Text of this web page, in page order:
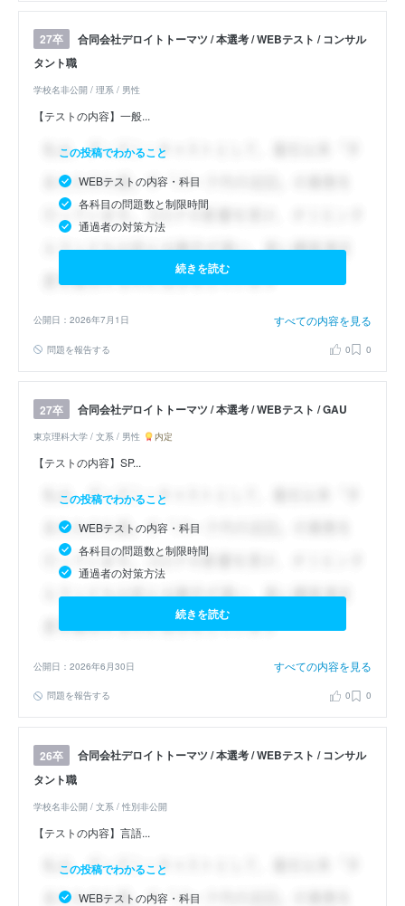
27卒
合同会社デロイトトーマツ / 本選考 / WEBテスト / コンサル
タント職
学校名非公開 / 理系 / 男性
【テストの内容】一般...
この投稿でわかること
WEBテストの内容・科目
各科目の問題数と制限時間
通過者の対策方法
続きを読む
公開日：2026年7月1日 すべての内容を見る
問題を報告する 0 0
27卒 合同会社デロイトトーマツ / 本選考 / WEBテスト / GAU
東京理科大学 / 文系 / 男性 内定
【テストの内容】SP...
この投稿でわかること
WEBテストの内容・科目
各科目の問題数と制限時間
通過者の対策方法
続きを読む
公開日：2026年6月30日 すべての内容を見る
問題を報告する 0 0
26卒
合同会社デロイトトーマツ / 本選考 / WEBテスト / コンサル
タント職
学校名非公開 / 文系 / 性別非公開
【テストの内容】言語...
この投稿でわかること
WEBテストの内容・科目